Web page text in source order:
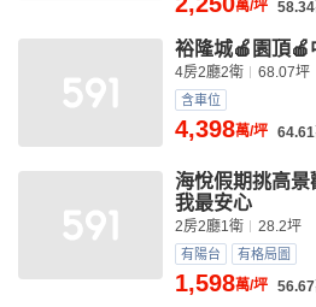
萬/坪 58.34
裕隆城🍎園頂
4房2廳2衛 68.07坪
含車位
4,398萬/坪 64.61
海悅假期挑高
我最安心
2房2廳1衛 28.2坪
有陽台 有格局圖
1,598萬/坪 56.67